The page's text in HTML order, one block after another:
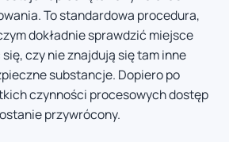
To standardowa procedura,
dokładnie sprawdzić miejsce
czy nie znajdują się tam inne
substancje. Dopiero po
czynności procesowych dostęp
przywrócony.